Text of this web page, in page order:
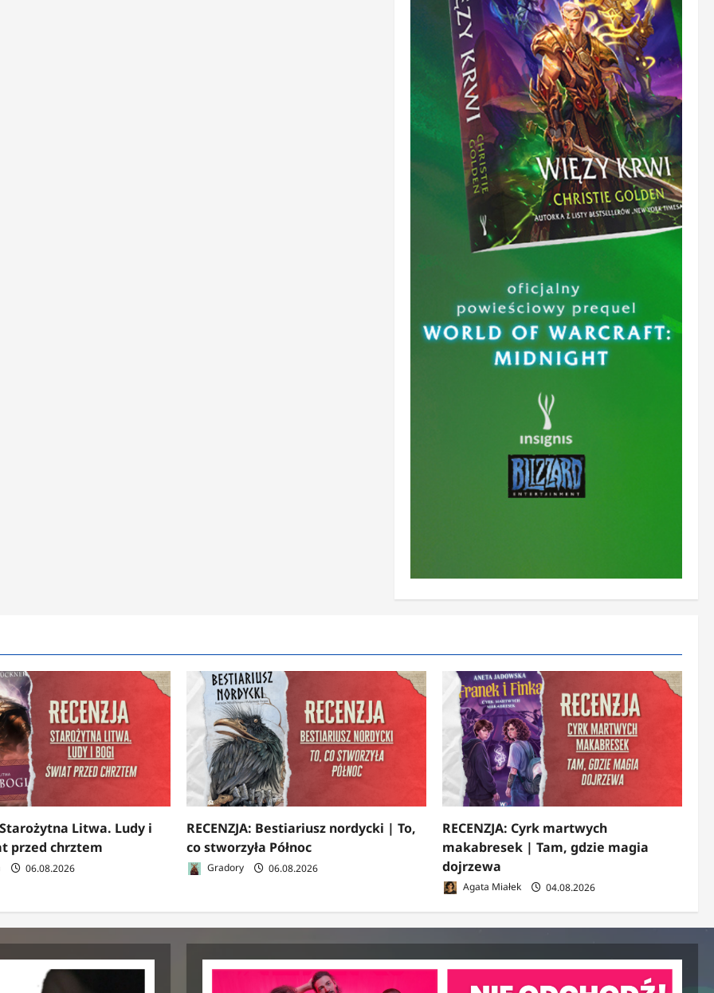
Starożytna Litwa. Ludy i
przed chrztem
06.08.2026
RECENZJA: Bestiariusz nordycki | To,
co stworzyła Północ
Gradory 06.08.2026
RECENZJA: Cyrk martwych
makabresek | Tam, gdzie magia
dojrzewa
Agata Miałek 04.08.2026